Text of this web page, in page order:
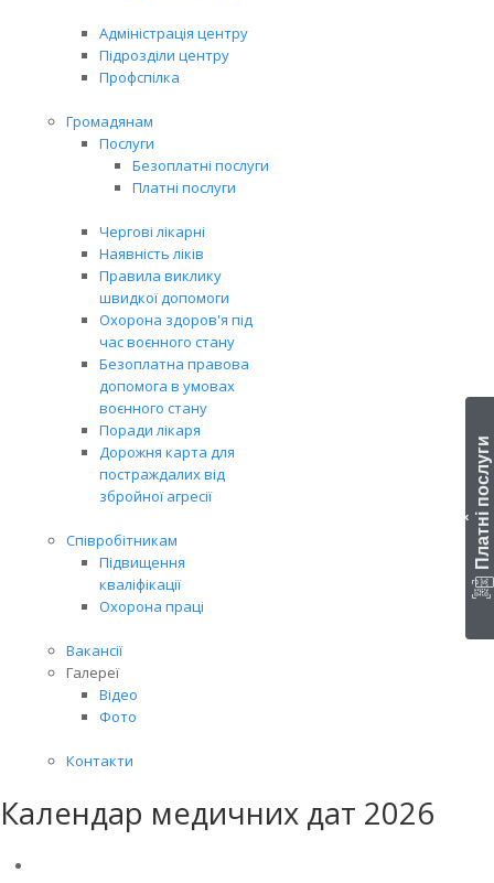
Адміністрація центру
Підрозділи центру
Профспілка
Громадянам
Послуги
Безоплатні послуги
Платні послуги
Чергові лікарні
Наявність ліків
Правила виклику
швидкої допомоги
Охорона здоров'я під
час воєнного стану
Безоплатна правова
допомога в умовах
воєнного стану
Поради лікаря
Дорожня карта для
постраждалих від
збройної агресії
Співробітникам
Підвищення
кваліфікації
Охорона праці
Вакансії
Галереї
Відео
Фото
Контакти
‹ Платні послуги
Календар медичних дат 2026